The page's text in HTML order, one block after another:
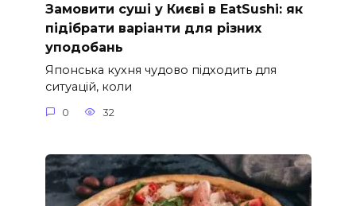
Замовити суші у Києві в EatSushi: як
підібрати варіанти для різних
уподобань
Японська кухня чудово підходить для
ситуацій, коли
0 32